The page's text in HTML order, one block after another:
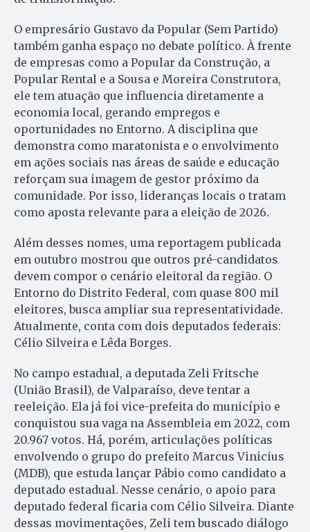
O empresário Gustavo da Popular (Sem Partido)
também ganha espaço no debate político. À frente
de empresas como a Popular da Construção, a
Popular Rental e a Sousa e Moreira Construtora,
ele tem atuação que influencia diretamente a
economia local, gerando empregos e
oportunidades no Entorno. A disciplina que
demonstra como maratonista e o envolvimento
em ações sociais nas áreas de saúde e educação
reforçam sua imagem de gestor próximo da
comunidade. Por isso, lideranças locais o tratam
como aposta relevante para a eleição de 2026.
Além desses nomes, uma reportagem publicada
em outubro mostrou que outros pré-candidatos
devem compor o cenário eleitoral da região. O
Entorno do Distrito Federal, com quase 800 mil
eleitores, busca ampliar sua representatividade.
Atualmente, conta com dois deputados federais:
Célio Silveira e Lêda Borges.
No campo estadual, a deputada Zeli Fritsche
(União Brasil), de Valparaíso, deve tentar a
reeleição. Ela já foi vice-prefeita do município e
conquistou sua vaga na Assembleia em 2022, com
20.967 votos. Há, porém, articulações políticas
envolvendo o grupo do prefeito Marcus Vinicius
(MDB), que estuda lançar Pábio como candidato a
deputado estadual. Nesse cenário, o apoio para
deputado federal ficaria com Célio Silveira. Diante
dessas movimentações, Zeli tem buscado diálogo